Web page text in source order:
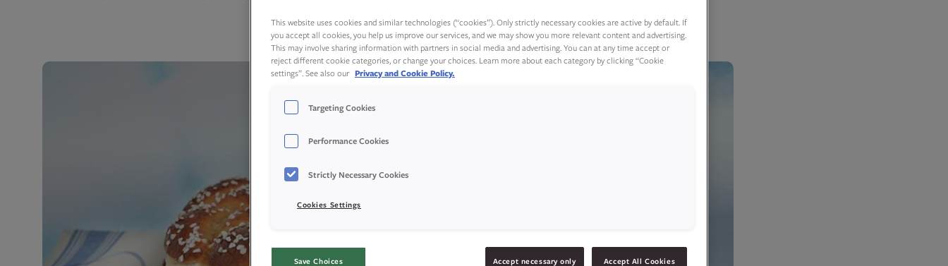
This website uses cookies and similar technologies (“cookies”). Only strictly necessary cookies are active by default. If
you accept all cookies, you help us improve our services, and we may show you more relevant content and advertising.
This may involve sharing information with partners in social media and advertising. You can at any time accept or
reject different cookie categories, or change your choices. Learn more about each category by clicking “Cookie
settings”. See also our Privacy and Cookie Policy.
Targeting Cookies
Performance Cookies
Strictly Necessary Cookies
Cookies Settings
Save Choices Accept necessary only Accept All Cookies